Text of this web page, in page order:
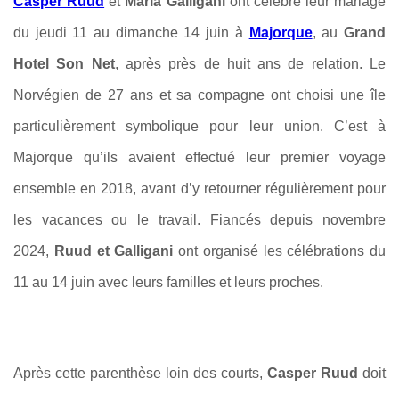
du jeudi 11 au dimanche 14 juin à Majorque, auGrand
Hotel Son Net, après près de huit ans de relation. Le
Norvégien de 27 ans et sa compagne ont choisi une île
particulièrement symbolique pour leur union. C’est à
Majorque qu’ils avaient effectué leur premier voyage
ensemble en 2018, avant d’y retourner régulièrement pour
les vacances ou le travail. Fiancés depuis novembre
2024, Ruud et Galligani ont organisé les célébrations du
11 au 14 juin avec leurs familles et leurs proches.
Après cette parenthèse loin des courts, Casper Ruud doit